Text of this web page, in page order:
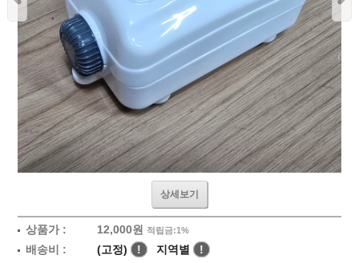
상세보기
상품가 : 12,000원 적립금:1%
배송비 : (고정) ! 지역별 !